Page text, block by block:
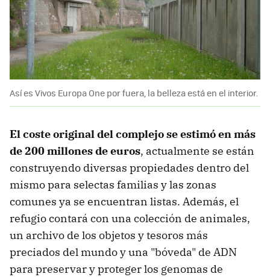
Así es Vivos Europa One por fuera, la belleza está en el interior.
El coste original del complejo se estimó en más
de 200 millones de euros, actualmente se están
construyendo diversas propiedades dentro del
mismo para selectas familias y las zonas
comunes ya se encuentran listas. Además, el
refugio contará con una colección de animales,
un archivo de los objetos y tesoros más
preciados del mundo y una "bóveda" de ADN
para preservar y proteger los genomas de